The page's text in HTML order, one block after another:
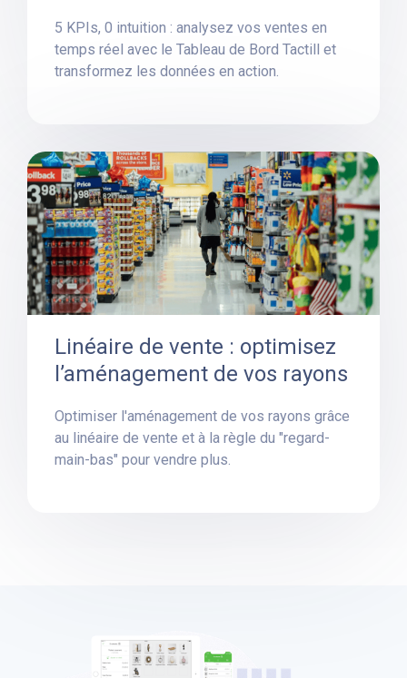
5 KPIs, 0 intuition : analysez vos ventes en
temps réel avec le Tableau de Bord Tactill et
transformez les données en action.
Linéaire de vente : optimisez
l’aménagement de vos rayons
Optimiser l'aménagement de vos rayons grâce
au linéaire de vente et à la règle du "regard-
main-bas" pour vendre plus.